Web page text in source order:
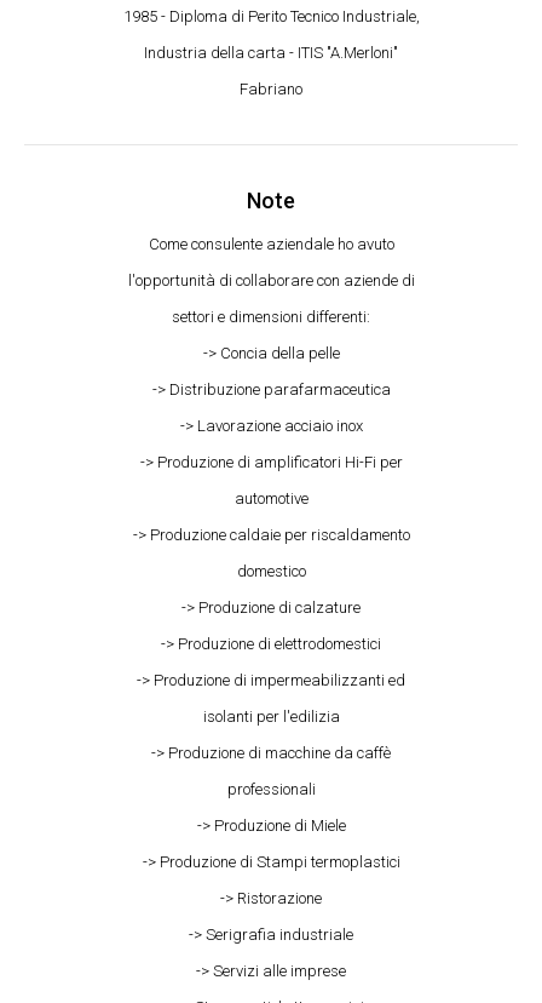
1985 - Diploma di Perito Tecnico Industriale,
Industria della carta - ITIS "A.Merloni"
Fabriano
Note
Come consulente aziendale ho avuto
l'opportunità di collaborare con aziende di
settori e dimensioni differenti:
-> Concia della pelle
-> Distribuzione parafarmaceutica
-> Lavorazione acciaio inox
-> Produzione di amplificatori Hi-Fi per
automotive
-> Produzione caldaie per riscaldamento
domestico
-> Produzione di calzature
-> Produzione di elettrodomestici
-> Produzione di impermeabilizzanti ed
isolanti per l'edilizia
-> Produzione di macchine da caffè
professionali
-> Produzione di Miele
-> Produzione di Stampi termoplastici
-> Ristorazione
-> Serigrafia industriale
-> Servizi alle imprese